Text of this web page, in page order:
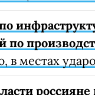
по
в местах